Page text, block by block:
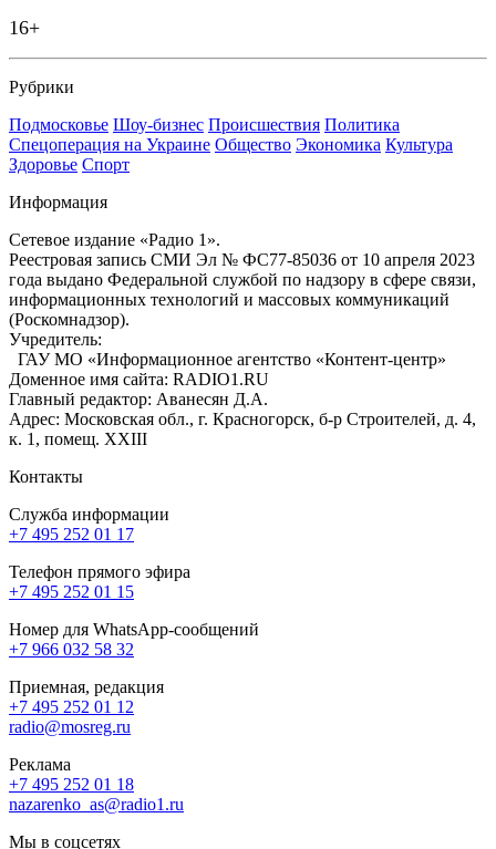
16+
Рубрики
Подмосковье Шоу-бизнес Происшествия Политика
Спецоперация на Украине Общество Экономика Культура
Здоровье Спорт
Информация
Сетевое издание «Радио 1».
Реестровая запись СМИ Эл № ФС77-85036 от 10 апреля 2023
года выдано Федеральной службой по надзору в сфере связи,
информационных технологий и массовых коммуникаций
(Роскомнадзор).
Учредитель:
ГАУ МО «Информационное агентство «Контент-центр»
Доменное имя сайта: RADIO1.RU
Главный редактор: Аванесян Д.А.
Адрес: Московская обл., г. Красногорск, б-р Строителей, д. 4,
к. 1, помещ. XXIII
Контакты
Служба информации
+7 495 252 01 17
Телефон прямого эфира
+7 495 252 01 15
Номер для WhatsApp-сообщений
+7 966 032 58 32
Приемная, редакция
+7 495 252 01 12
radio@mosreg.ru
Реклама
+7 495 252 01 18
nazarenko_as@radio1.ru
Мы в соцсетях